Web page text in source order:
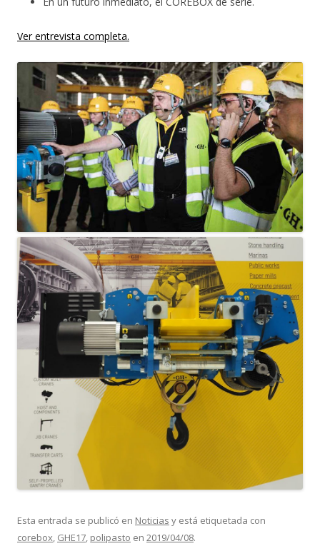
Ver entrevista completa.
Esta entrada se publicó en Noticias y está etiquetada con
corebox, GHE17, polipasto en 2019/04/08.